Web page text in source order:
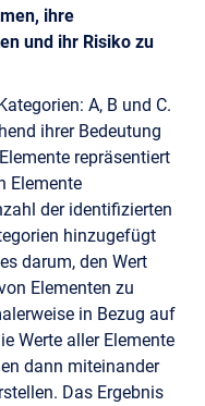
ihre
und ihr Risiko zu
A, B und C.
ihrer Bedeutung
repräsentiert
Elemente
der identifizierten
hinzugefügt
darum, den Wert
Elementen zu
in Bezug auf
Werte aller Elemente
dann miteinander
Das Ergebnis